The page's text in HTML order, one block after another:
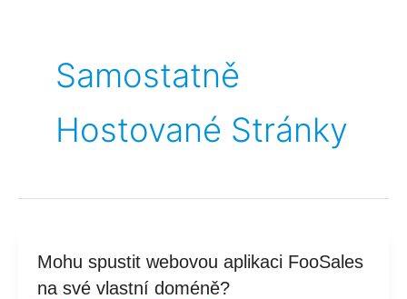
Samostatně
Hostované Stránky
Mohu spustit webovou aplikaci FooSales
na své vlastní doméně?
Mohu
spustit